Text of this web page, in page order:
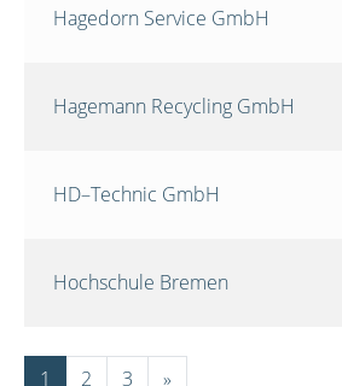
Hagedorn Service GmbH
Hagemann Recycling GmbH
HD–Technic GmbH
Hochschule Bremen
1 2 3 »